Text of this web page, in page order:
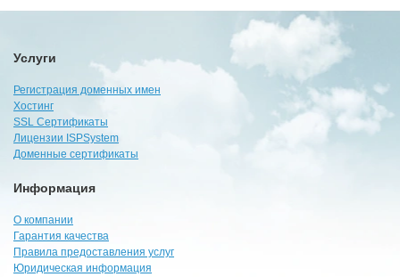
Услуги
Регистрация доменных имен
Хостинг
SSL Сертификаты
Лицензии ISPSystem
Доменные сертификаты
Информация
О компании
Гарантия качества
Правила предоставления услуг
Юридическая информация